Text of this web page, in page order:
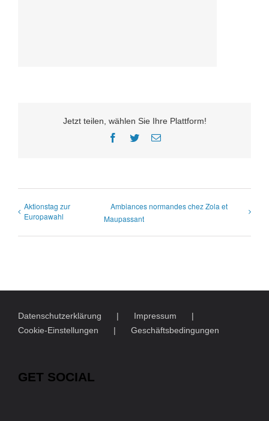
Jetzt teilen, wählen Sie Ihre Plattform!
Facebook
TwitterE-
Aktionstag zur
Europawahl
Ambiances normandes chez Zola et
Maupassant
Datenschutzerklärung
Impressum
Cookie-Einstellungen
Geschäftsbedingungen
GET SOCIAL